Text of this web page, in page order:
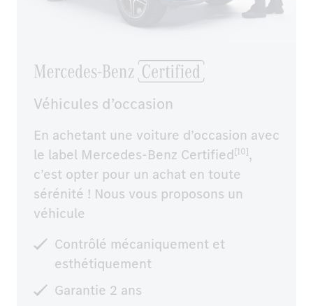
Véhicules d’occasion
En achetant une voiture d’occasion avec
le label Mercedes-Benz Certified[10],
c’est opter pour un achat en toute
sérénité ! Nous vous proposons un
véhicule
Contrôlé mécaniquement et
esthétiquement
Garantie 2 ans